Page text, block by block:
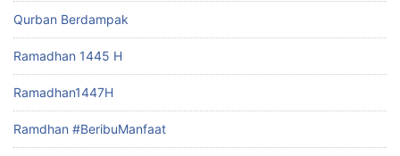
Qurban Berdampak
Ramadhan 1445 H
Ramadhan1447H
Ramdhan #BeribuManfaat